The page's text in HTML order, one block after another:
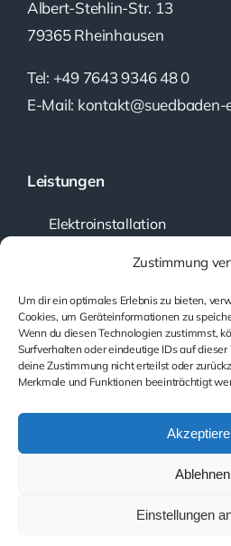
Zustimmung
Um dir ein optimales Erlebnis zu bieten,
Cookies, um Geräteinformationen zu
Wenn du diesen Technologien zustimmst,
Surfverhalten oder eindeutige IDs auf
deine Zustimmung nicht erteilst oder
Merkmale und Funktionen beeinträchtigt
Ablehnen
Einstellungen
Albert-Stehlin-Str. 13
79365 Rheinhausen
Tel: +49 7643 9346 48 0
E-Mail: kontakt@suedbaden-
Leistungen
Elektroinstallation
Prüfung elektrischer
Smarthome
Beleuchtung
Rechtliche Hinweise